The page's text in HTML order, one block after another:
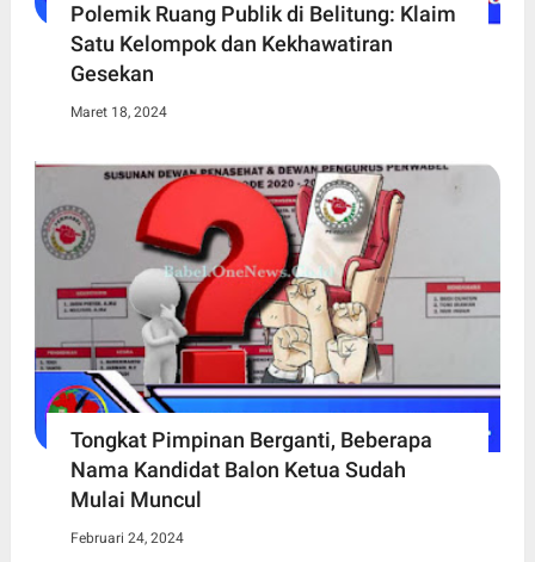
Polemik Ruang Publik di Belitung: Klaim
Satu Kelompok dan Kekhawatiran
Gesekan
Maret 18, 2024
Tongkat Pimpinan Berganti, Beberapa
Nama Kandidat Balon Ketua Sudah
Mulai Muncul
Februari 24, 2024